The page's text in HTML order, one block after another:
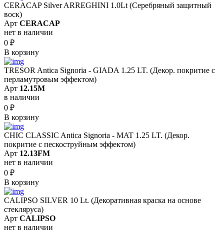
CERACAP Silver ARREGHINI 1.0Lt (Серебряный защитный
воск)
Арт CERACAP
нет в наличии
0 ₽
В корзину
TRESOR Antica Signoria - GIADA 1.25 LT. (Декор. покритие с
перламутровым эффектом)
Арт 12.15M
в наличии
0 ₽
В корзину
CHIC CLASSIC Antica Signoria - MAT 1.25 LT. (Декор.
покритие с пескоструйным эффектом)
Арт 12.13FM
нет в наличии
0 ₽
В корзину
CALIPSO SILVER 10 Lt. (Декоративная краска на основе
стекляруса)
Арт CALIPSO
нет в наличии